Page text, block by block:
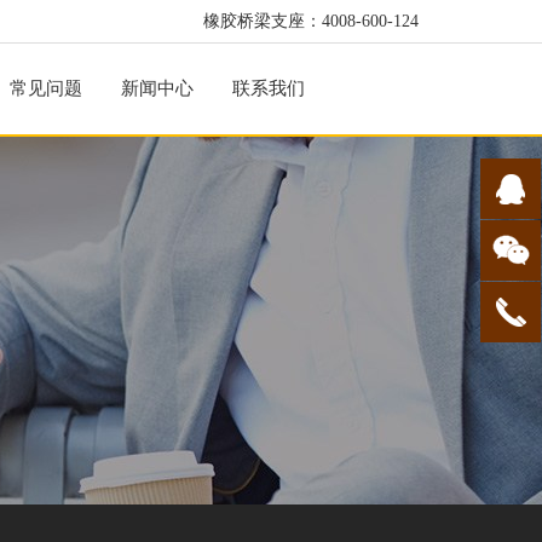
橡胶桥梁支座：4008-600-124
常见问题 新闻中心 联系我们